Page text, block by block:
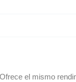
el mismo